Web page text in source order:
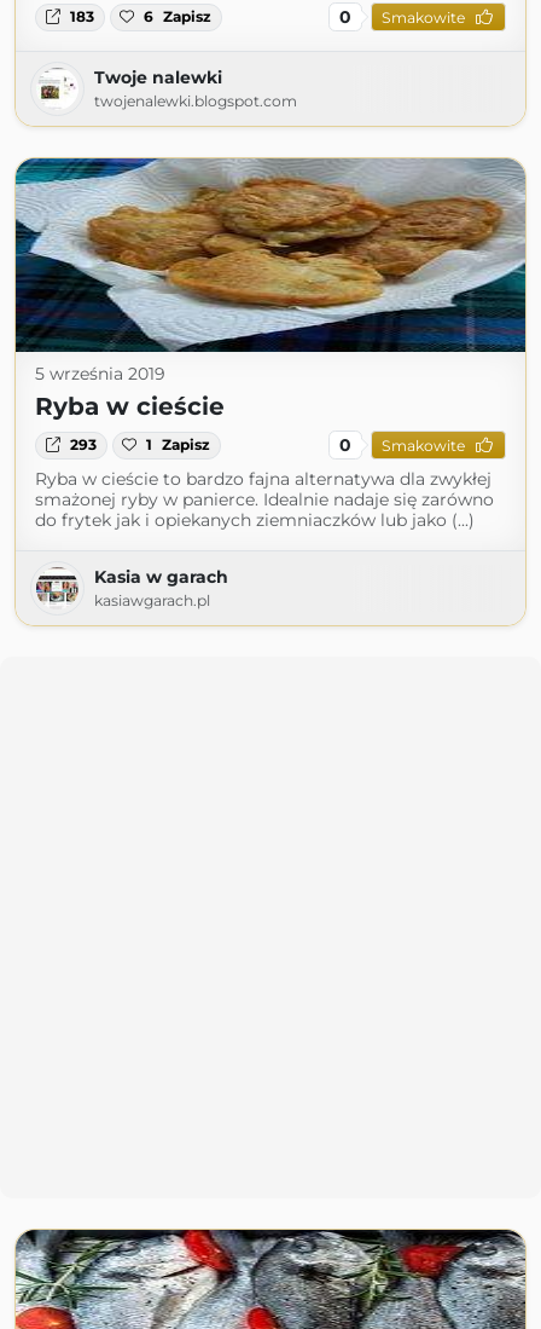
183 6 Zapisz 0 Smakowite
Twoje nalewki
twojenalewki.blogspot.com
5 września 2019
Ryba w cieście
293 1 Zapisz 0 Smakowite
Ryba w cieście to bardzo fajna alternatywa dla zwykłej
smażonej ryby w panierce. Idealnie nadaje się zarówno
do frytek jak i opiekanych ziemniaczków lub jako (...)
Kasia w garach
kasiawgarach.pl